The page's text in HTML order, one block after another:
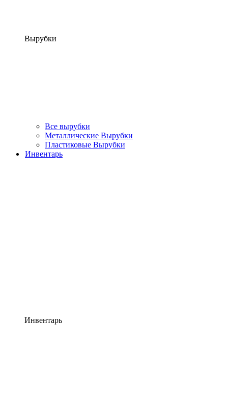
Вырубки
Все вырубки
Металлические Вырубки
Пластиковые Вырубки
Инвентарь
Инвентарь